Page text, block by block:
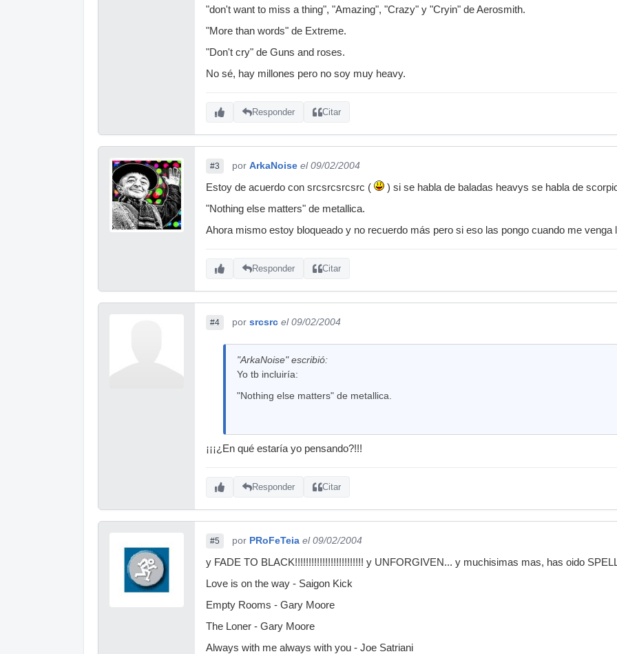
"don't want to miss a thing", "Amazing", "Crazy" y "Cryin" de Aerosmith.
"More than words" de Extreme.
"Don't cry" de Guns and roses.
No sé, hay millones pero no soy muy heavy.
Responder Citar
#3 por ArkaNoise el 09/02/2004
Estoy de acuerdo con srcsrcsrcsrc (
) si se habla de baladas heavys se habla de
"Nothing else matters" de metallica.
Ahora mismo estoy bloqueado y no recuerdo más pero si eso las pongo cuando me venga
Responder Citar
#4 por srcsrc el 09/02/2004
"ArkaNoise" escribió:
Yo tb incluiría:
"Nothing else matters" de metallica.
¡¡¡¿En qué estaría yo pensando?!!!
Responder Citar
#5 por PRoFeTeia el 09/02/2004
y FADE TO BLACK!!!!!!!!!!!!!!!!!!!!!!!!! y UNFORGIVEN... y muchisimas mas, has oido
Love is on the way - Saigon Kick
Empty Rooms - Gary Moore
The Loner - Gary Moore
Always with me always with you - Joe Satriani